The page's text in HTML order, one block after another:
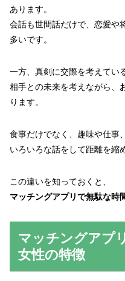
あります。
会話も世間話だけで、恋愛や
多いです。
一方、真剣に交際を考えてい
相手との未来を考えながら、
ります。
食事だけでなく、趣味や仕事
いろいろな話をして距離を縮
この違いを知っておくと、
マッチングアプリで無駄な時
マッチングアプ
女性の特徴